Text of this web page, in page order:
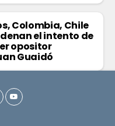
Colombia, Chile
el intento de
opositor
Guaidó